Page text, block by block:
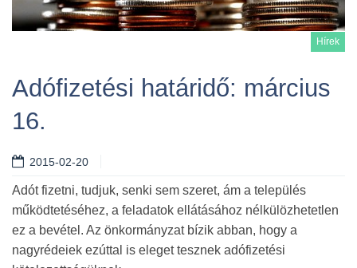
Hírek
Adófizetési határidő: március
16.
2015-02-20
Adót fizetni, tudjuk, senki sem szeret, ám a település
működtetéséhez, a feladatok ellátásához nélkülözhetetlen
ez a bevétel. Az önkormányzat bízik abban, hogy a
nagyrédeiek ezúttal is eleget tesznek adófizetési